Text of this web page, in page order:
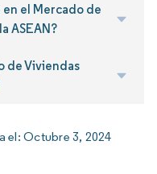
en el Mercado de
ASEAN?
de Viviendas
el:Octubre 3, 2024